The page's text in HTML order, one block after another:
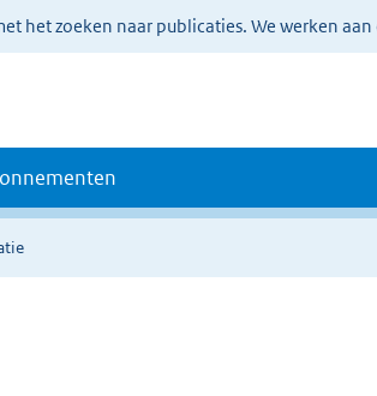
het zoeken naar publicaties. We werken